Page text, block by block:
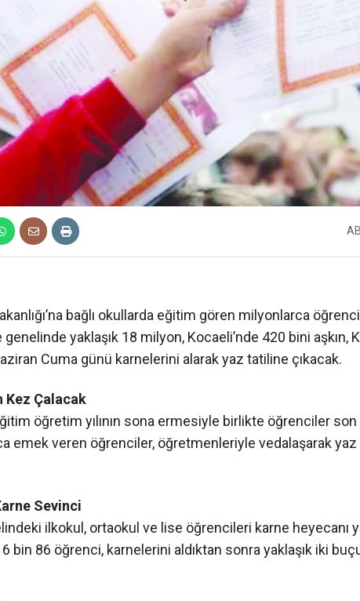
bağlı okullarda eğitim gören milyonlarca
Cuma günü karnelerini alarak yaz tatiline çıkacak.
Kez Çalacak
öğretim yılının sona ermesiyle birlikte öğrenciler son